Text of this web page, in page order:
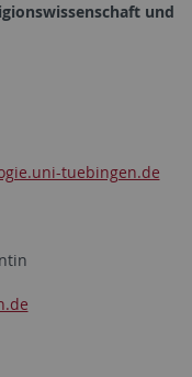
und
tuebingen.de